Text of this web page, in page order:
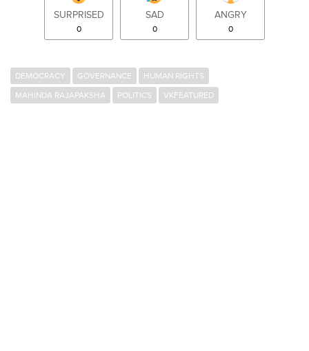
SURPRISED
0
SAD
0
ANGRY
0
DEMOCRACY GOVERNANCE
HUMAN RIGHTS
MAHINDA RAJAPAKSHA
POLITICS VKFEATURED